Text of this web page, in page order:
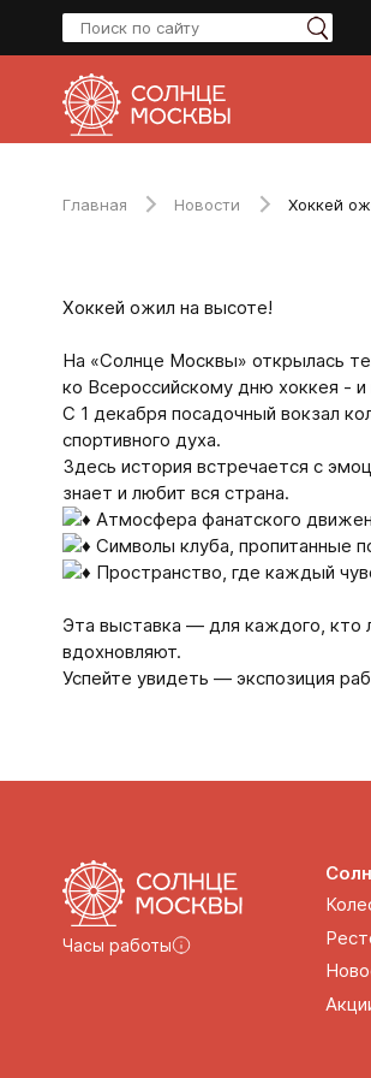
Главная Новости Хоккей
Хоккей ожил на высоте!
На «Солнце Москвы» открылась
ко Всероссийскому дню хоккея -
С 1 декабря посадочный вокзал
спортивного духа.
Здесь история встречается с
знает и любит вся страна.
Атмосфера фанатского
Символы клуба, пропитанные
Пространство, где каждый
Эта выставка — для каждого, кто
вдохновляют.
Успейте увидеть — экспозиция
Часы работы